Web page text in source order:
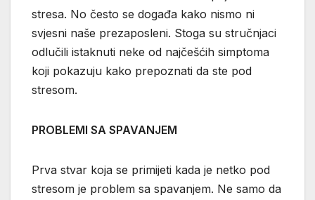
stresa. No često se događa kako nismo ni
svjesni naše prezaposleni. Stoga su stručnjaci
odlučili istaknuti neke od najčešćih simptoma
koji pokazuju kako prepoznati da ste pod
stresom.
PROBLEMI SA SPAVANJEM
Prva stvar koja se primijeti kada je netko pod
stresom je problem sa spavanjem. Ne samo da